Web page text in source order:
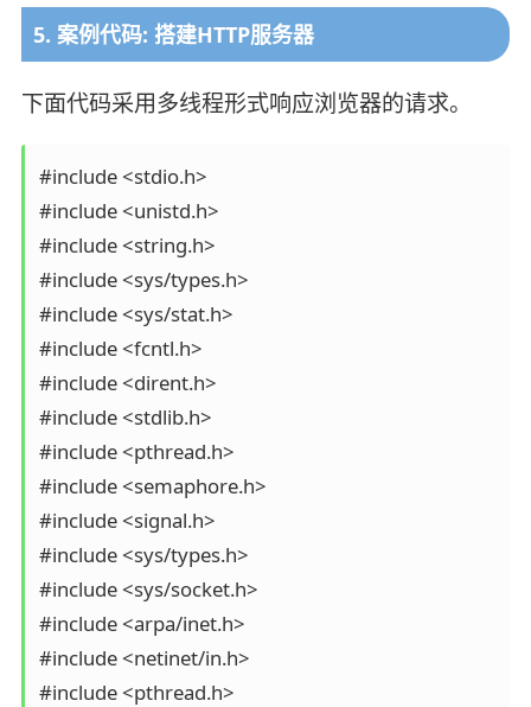
5. 案例代码: 搭建HTTP服务器
下面代码采用多线程形式响应浏览器的请求。
#include <stdio.h>
#include <unistd.h>
#include <string.h>
#include <sys/types.h>
#include <sys/stat.h>
#include <fcntl.h>
#include <dirent.h>
#include <stdlib.h>
#include <pthread.h>
#include <semaphore.h>
#include <signal.h>
#include <sys/types.h>
#include <sys/socket.h>
#include <arpa/inet.h>
#include <netinet/in.h>
#include <pthread.h>